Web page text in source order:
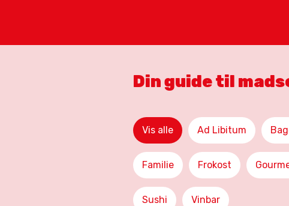
Din guide til
Vis alle Ad Libitum
Familie Frokost
Sushi Vinbar